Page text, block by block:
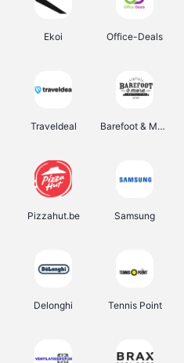
Ekoi Office-Deals
Traveldeal Barefoot & More
Pizzahut.be Samsung
Delonghi Tennis Point